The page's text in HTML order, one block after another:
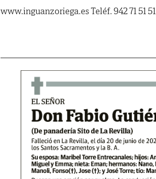
www.inguanzoriega.es Teléf. 942 71 51 51